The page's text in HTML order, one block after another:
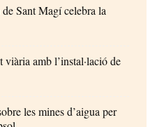
Sant Magí celebra la
amb l’instal·lació de
les mines d’aigua per